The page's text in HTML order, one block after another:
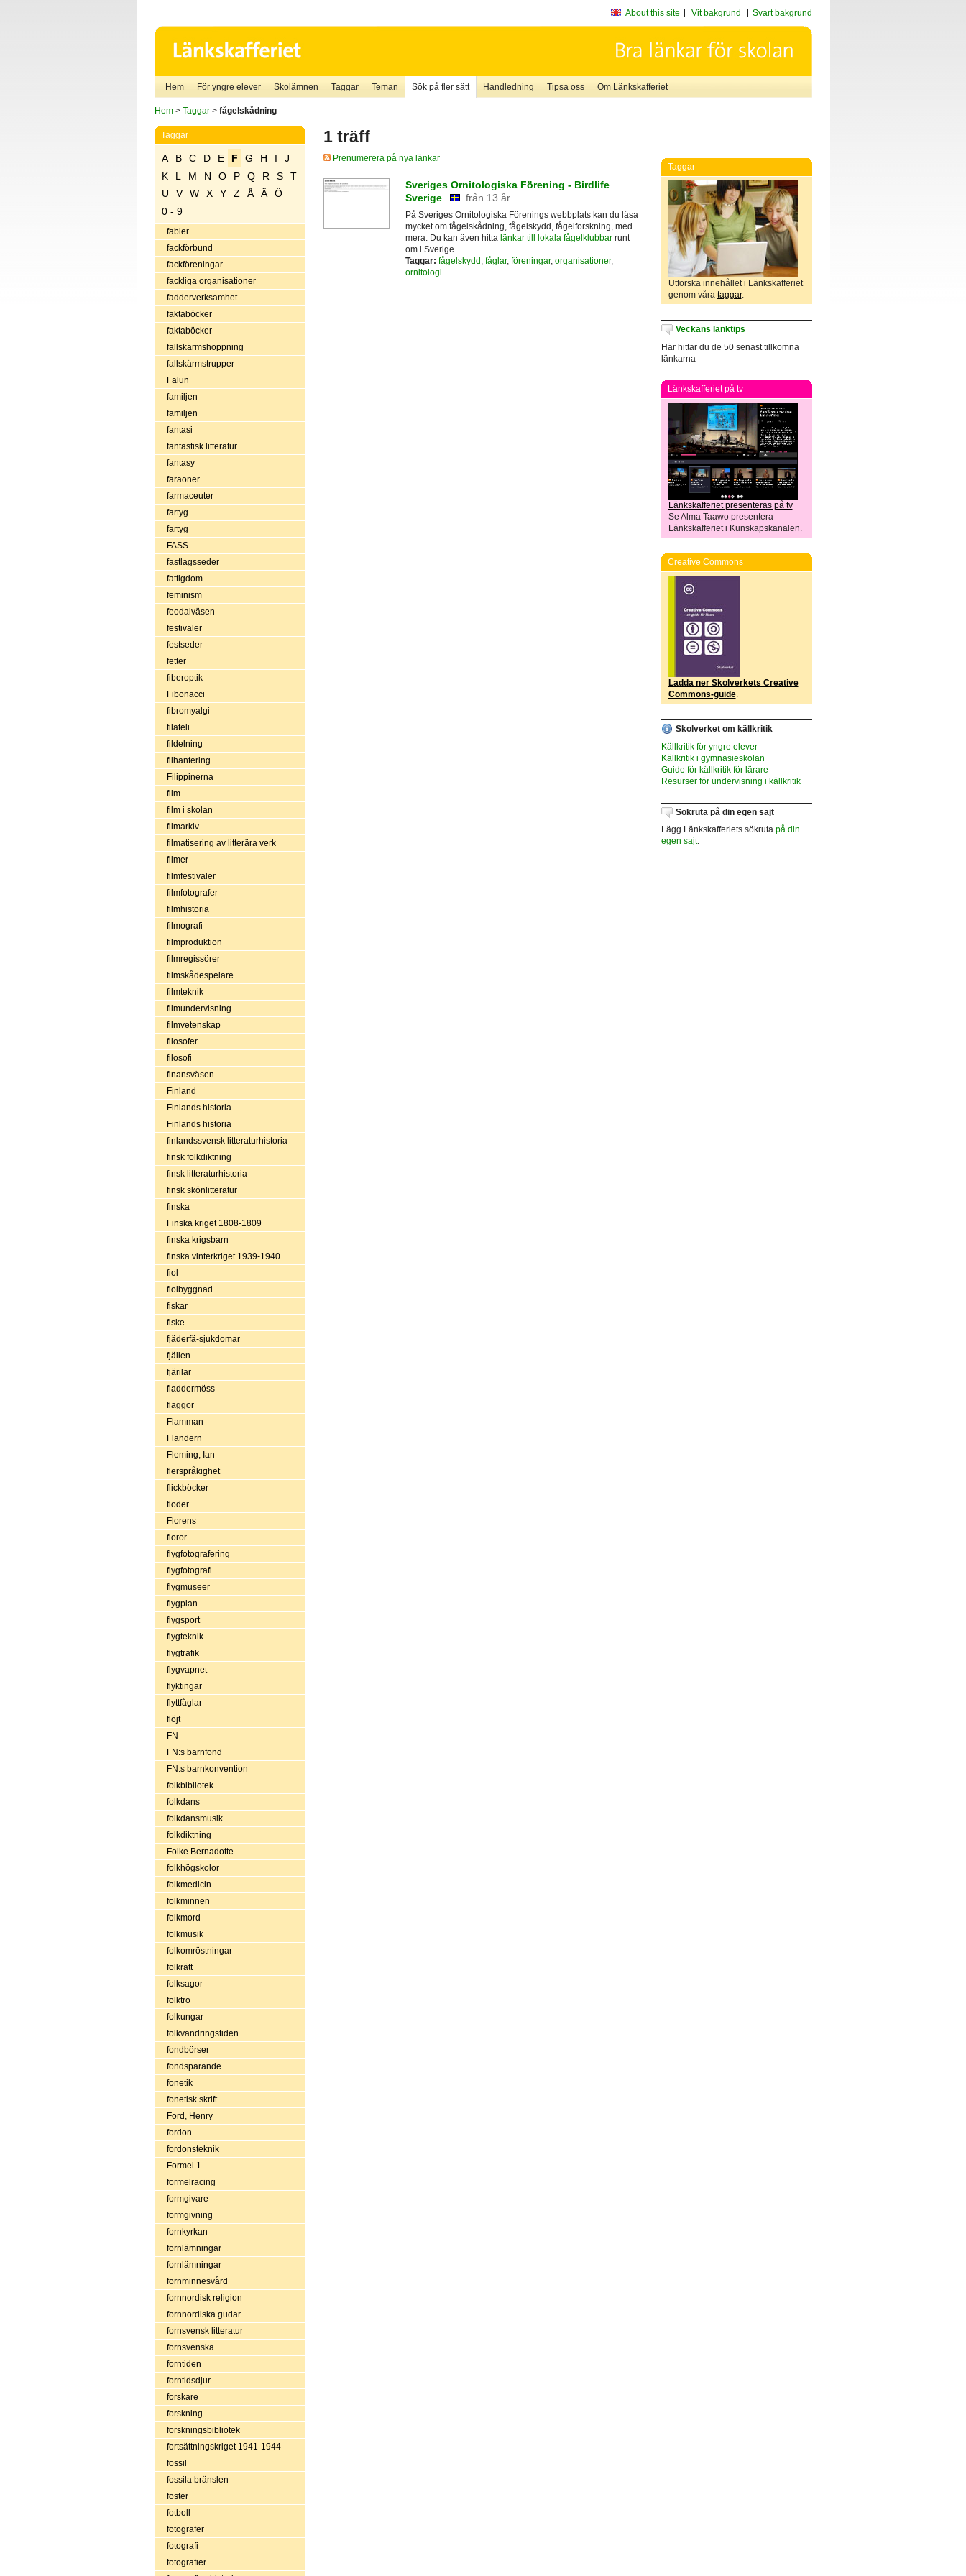
About this site Vit bakgrund Svart bakgrund
Hem För yngre elever Skolämnen Taggar Teman Sök på fler sätt Handledning Tipsa oss Om Länkskafferiet
Hem> Taggar> fågelskådning
Taggar
A B C D E F G H I
J
K
L M N O P Q R S
T
U
V W X Y Z Å Ä
Ö
0 - 9
fabler
fackförbund
fackföreningar
fackliga organisationer
fadderverksamhet
faktaböcker
faktaböcker
fallskärmshoppning
fallskärmstrupper
Falun
familjen
familjen
fantasi
fantastisk litteratur
fantasy
faraoner
farmaceuter
fartyg
fartyg
FASS
fastlagsseder
fattigdom
feminism
feodalväsen
festivaler
festseder
fetter
fiberoptik
Fibonacci
fibromyalgi
filateli
fildelning
filhantering
Filippinerna
film
film i skolan
filmarkiv
filmatisering av litterära verk
filmer
filmfestivaler
filmfotografer
filmhistoria
filmografi
filmproduktion
filmregissörer
filmskådespelare
filmteknik
filmundervisning
filmvetenskap
filosofer
filosofi
finansväsen
Finland
Finlands historia
Finlands historia
finlandssvensk litteraturhistoria
finsk folkdiktning
finsk litteraturhistoria
finsk skönlitteratur
finska
Finska kriget 1808-1809
finska krigsbarn
finska vinterkriget 1939-1940
fiol
fiolbyggnad
fiskar
fiske
fjäderfä-sjukdomar
fjällen
fjärilar
fladdermöss
flaggor
Flamman
Flandern
Fleming, Ian
flerspråkighet
flickböcker
floder
Florens
floror
flygfotografering
flygfotografi
flygmuseer
flygplan
flygsport
flygteknik
flygtrafik
flygvapnet
flyktingar
flyttfåglar
flöjt
FN
FN:s barnfond
FN:s barnkonvention
folkbibliotek
folkdans
folkdansmusik
folkdiktning
Folke Bernadotte
folkhögskolor
folkmedicin
folkminnen
folkmord
folkmusik
folkomröstningar
folkrätt
folksagor
folktro
folkungar
folkvandringstiden
fondbörser
fondsparande
fonetik
fonetisk skrift
Ford, Henry
fordon
fordonsteknik
Formel 1
formelracing
formgivare
formgivning
fornkyrkan
fornlämningar
fornlämningar
fornminnesvård
fornnordisk religion
fornnordiska gudar
fornsvensk litteratur
fornsvenska
forntiden
forntidsdjur
forskare
forskning
forskningsbibliotek
fortsättningskriget 1941-1944
fossil
fossila bränslen
foster
fotboll
fotografer
fotografi
fotografier
1 träff
Prenumerera på nya länkar
Sveriges Ornitologiska Förening - Birdlife
Sverige
från 13 år
På Sveriges Ornitologiska Förenings webbplats kan du läsa
mycket om fågelskådning, fågelskydd, fågelforskning, med
mera. Du kan även hitta länkar till lokala fågelklubbarrunt
om i Sverige.
Taggar: fågelskydd fåglar, föreningar, organisationer,
ornitologi
Taggar
Utforska innehållet i Länkskafferiet
genom våra taggar.
Veckans länktips
Här hittar du de 50 senast tillkomna
länkarna
Länkskafferiet på tv
Länkskafferiet presenteras på tv
Se Alma Taawo presentera
Länkskafferiet i Kunskapskanalen.
Creative Commons
Ladda ner Skolverkets Creative
Commons-guide.
Skolverket om källkritik
Källkritik för yngre elever
Källkritik i gymnasieskolan
Guide för källkritik för lärare
Resurser för undervisning i källkritik
Sökruta på din egen sajt
Lägg Länkskafferiets sökruta på din
egen sajt.